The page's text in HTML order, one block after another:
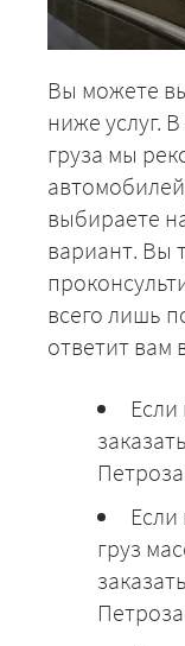
Вы можете
ниже услуг.
груза мы
выбираете
вариант. Вы
всего лишь
ответит вам
груз